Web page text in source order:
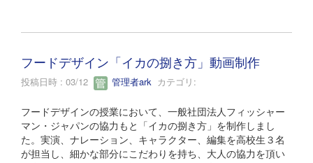
フードデザイン「イカの捌き方」動画制作
投稿日時 : 03/12 管理者ark カテゴリ:
フードデザインの授業において、一般社団法人フィッシャー
マン・ジャパンの協力もと「イカの捌き方」を制作しまし
た。実演、ナレーション、キャラクター、編集を高校生３名
が担当し、細かな部分にこだわりを持ち、大人の協力を頂い